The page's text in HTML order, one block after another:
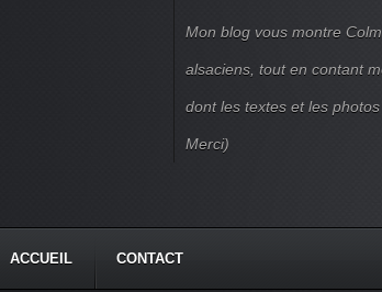
Mon blog vous montre
alsaciens, tout en contant
dont les textes et les
Merci)
ACCUEIL CONTACT